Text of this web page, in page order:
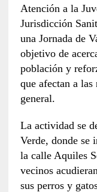
Atención a la
Jurisdicción
una Jornada de
objetivo de
población y
que afectan a
general.
La actividad se
Verde, donde se
la calle Aquiles
vecinos
sus perros y